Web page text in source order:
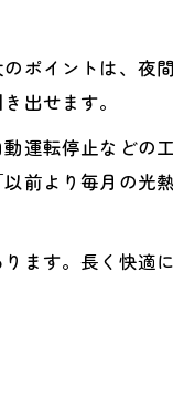
ポイントは、夜
出せます。
運転停止などの
前より毎月の光
ます。長く快適